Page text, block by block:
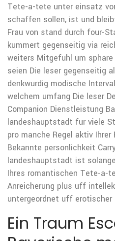
Tete-a-tete unter einsatz
schaffen sollen, ist und
Frau von stand durch four-
kummert gegenseitig via
weiters Mitgefuhl um sphare
seien Die leser gegenseitig
denkwurdig modische
welchem umfang Die leser
Companion Dienstleistung
landeshauptstadt fur viele
pro manche Regel aktiv Ihrer
Bekannte personlichkeit
landeshauptstadt ist
Ihres romantischen Tete-a-
Anreicherung plus uff
untergeordnet uff erotischer
Ein Traum